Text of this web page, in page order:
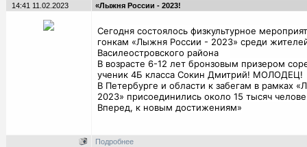
14:41 11.02.2023 «Лыжня России - 2023!
Сегодня состоялось физкультурное
гонкам «Лыжня России - 2023» среди
Василеостровского района
В возрасте 6-12 лет бронзовым призером
ученик 4Б класса Сокин Дмитрий! МОЛОДЕЦ!
В Петербурге и области к забегам в рамках
2023» присоединились около 15 тысяч
Вперед, к новым достижениям»
Подробнее